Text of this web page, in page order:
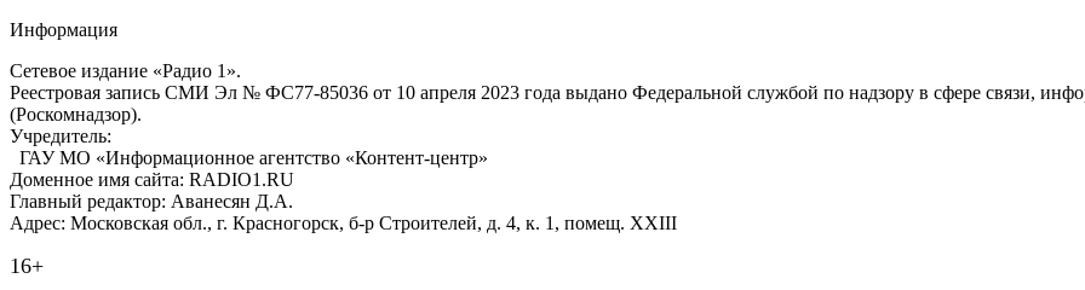
Информация
Сетевое издание «Радио 1».
Реестровая запись СМИ Эл № ФС77-85036 от 10 апреля 2023 года выдано Федеральной службой по надзору в сфере связи,
(Роскомнадзор).
Учредитель:
ГАУ МО «Информационное агентство «Контент-центр»
Доменное имя сайта: RADIO1.RU
Главный редактор: Аванесян Д.А.
Адрес: Московская обл., г. Красногорск, б-р Строителей, д. 4, к. 1, помещ. XXIII
16+